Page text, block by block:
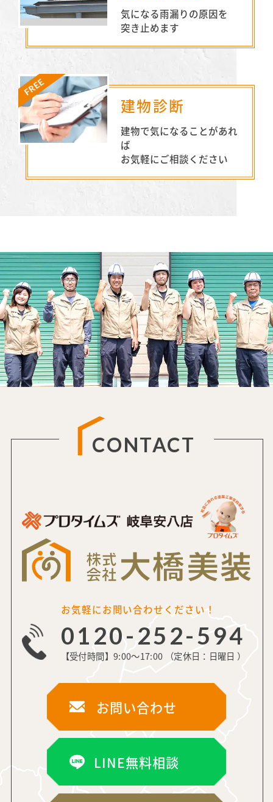
気になる雨漏りの原因を
突き止めます
建物診断
建物で気になることがあれ
ば
お気軽にご相談ください
CONTACT
お気軽にお問い合わせください！
0120-252-594
【受付時間】9:00～17:00 （定休日：日曜日 ）
お問い合わせ
LINE無料相談